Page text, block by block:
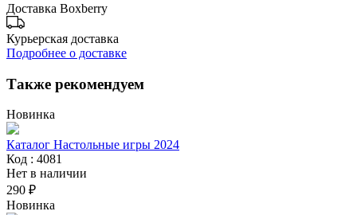
Доставка Boxberry
Курьерская доставка
Подробнее о доставке
Также рекомендуем
Новинка
Каталог Настольные игры 2024
Код : 4081
Нет в наличии
290 ₽
Новинка